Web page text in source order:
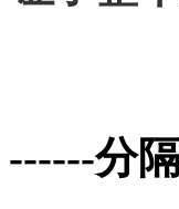
------分